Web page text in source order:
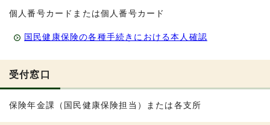
個人番号カードまたは個人番号カード
国民健康保険の各種手続きにおける本人確認
受付窓口
保険年金課（国民健康保険担当）または各支所